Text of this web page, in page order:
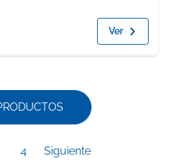
Ver
4 Siguiente